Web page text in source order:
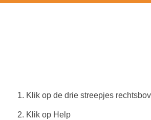
Reset
1. Klik op de drie streepjes
2. Klik op Help